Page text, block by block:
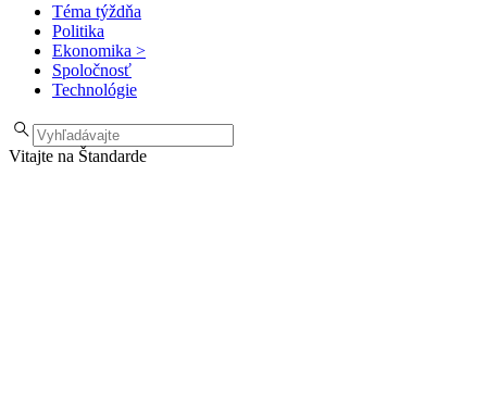
Téma týždňa
Politika
Ekonomika >
Spoločnosť
Technológie
Vitajte na Štandarde